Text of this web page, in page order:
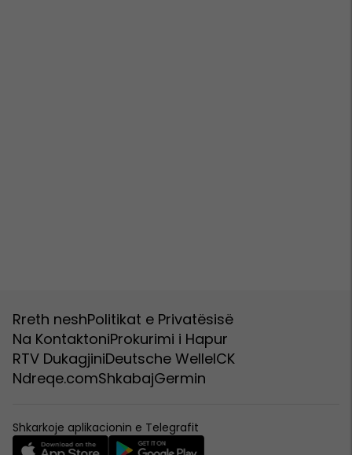
Rreth neshPolitikat e Privatësisë
Na KontaktoniProkurimi i Hapur
RTV DukagjiniDeutsche WelleICK
Ndreqe.comShkabajGermin
Shkarkoje aplikacionin e Telegrafit